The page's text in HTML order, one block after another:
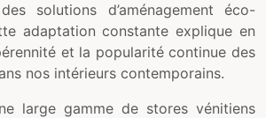
solutions d’aménagement éco-
adaptation constante explique en
et la popularité continue des
nos intérieurs contemporains.
large gamme de stores vénitiens